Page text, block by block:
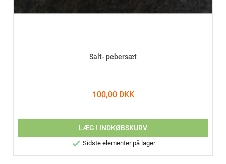
Salt- pebersæt
100,00 DKK
LÆG I INDKØBSKURV
 Sidste elementer på lager